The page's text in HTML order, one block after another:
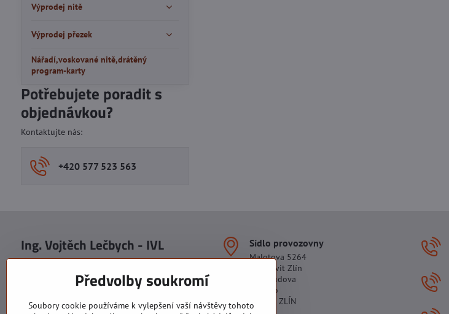
Výprodej nitě
Výprodej přezek
Nářadí,voskované nitě,drátěný
program-karty
Potřebujete poradit s
objednávkou?
Kontaktujte nás:
+420 577 523 563
Ing. Vojtěch Lečbych - IVL
DIČ: CZ5602130809
Sídlo provozovny
Malotova 5264
Areál Svit Zlín
113. budova
1. patro
760 01 ZLÍN
Předvolby soukromí
Soubory cookie používáme k vylepšení vaší návštěvy tohoto